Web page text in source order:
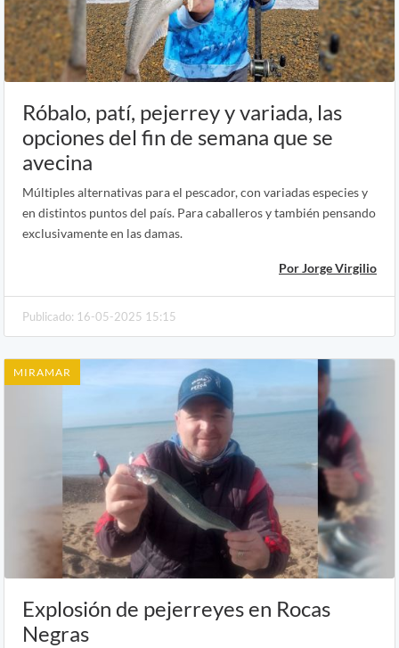
Róbalo, patí, pejerrey y variada, las
opciones del fin de semana que se
avecina
Múltiples alternativas para el pescador, con variadas especies y
en distintos puntos del país. Para caballeros y también pensando
exclusivamente en las damas.
Por Jorge Virgilio
Publicado: 16-05-2025 15:15
MIRAMAR
Explosión de pejerreyes en Rocas
Negras